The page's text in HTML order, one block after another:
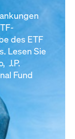
des ETF
Lesen Sie
J.P.
Fund